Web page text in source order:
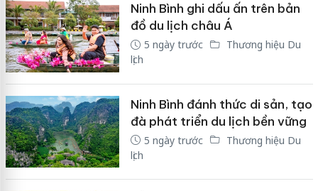
Ninh Bình ghi dấu ấn trên bản
đồ du lịch châu Á
5 ngày trước
Thương hiệu Du
lịch
Ninh Bình đánh thức di sản, tạo
đà phát triển du lịch bền vững
5 ngày trước
Thương hiệu Du
lịch